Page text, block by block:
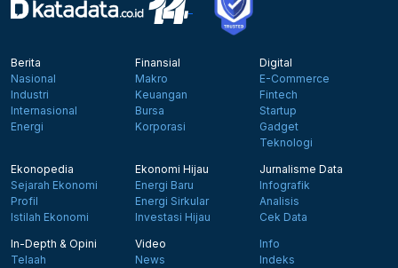
Berita
Nasional
Industri
Internasional
Energi
Finansial
Makro
Keuangan
Bursa
Korporasi
Digital
E-Commerce
Fintech
Startup
Gadget
Teknologi
Ekonopedia
Sejarah Ekonomi
Profil
Istilah Ekonomi
Ekonomi Hijau
Energi Baru
Energi Sirkular
Investasi Hijau
Jurnalisme Data
Infografik
Analisis
Cek Data
In-Depth & Opini
Telaah
Video
News
Info
Indeks